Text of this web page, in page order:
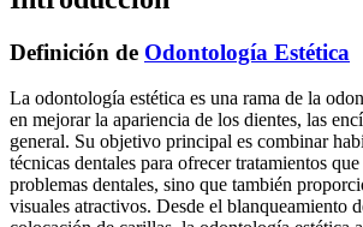
Definición de Odontología Estética
La odontología estética es una rama de la
en mejorar la apariencia de los dientes, las
general. Su objetivo principal es combinar
técnicas dentales para ofrecer tratamientos
problemas dentales, sino que también
visuales atractivos. Desde el blanqueamiento